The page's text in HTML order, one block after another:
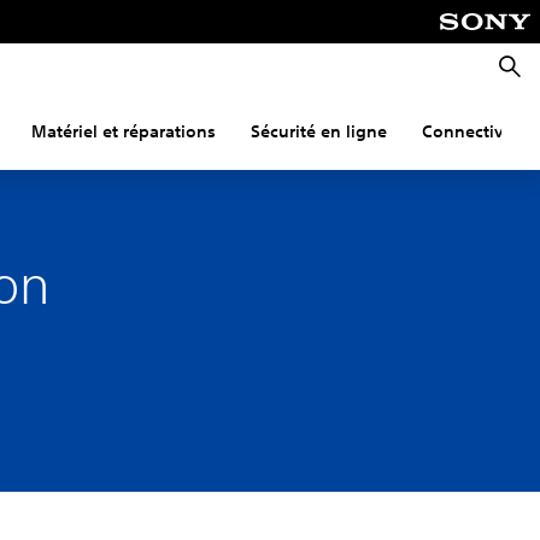
Matériel et réparations Sécurité en ligne Connectivité